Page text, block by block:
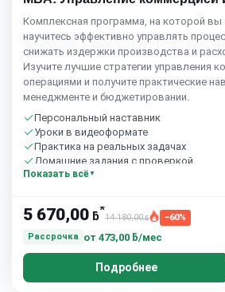
Комплексная программа, на которой вы
научитесь эффективно управлять
снижать издержки производства и
Изучите лучшие стратегии управления
операциями и получите практические
менеджменте и бюджетировании.
Персональный наставник
Уроки в видеоформате
Практика на реальных задачах
Домашние задания с проверкой
Бесплатный пробный урок
Показать всё
5 670,00 ƃ*
14 180,00ƃ
−60%
Рассрочка
от 473,00 ƃ/мес
Подробнее